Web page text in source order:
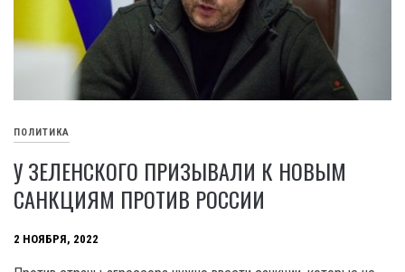
ПОЛИТИКА
У ЗЕЛЕНСКОГО ПРИЗЫВАЛИ К НОВЫМ
САНКЦИЯМ ПРОТИВ РОССИИ
2 НОЯБРЯ, 2022